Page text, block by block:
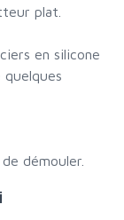
plat.
en silicone
quelques
démouler.